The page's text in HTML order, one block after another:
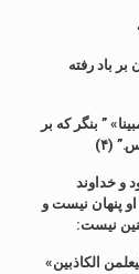
باد رفته
” بنگر که بر
(۴)
و خداوند
پنهان نیست و
نیست:
الکاذبین»